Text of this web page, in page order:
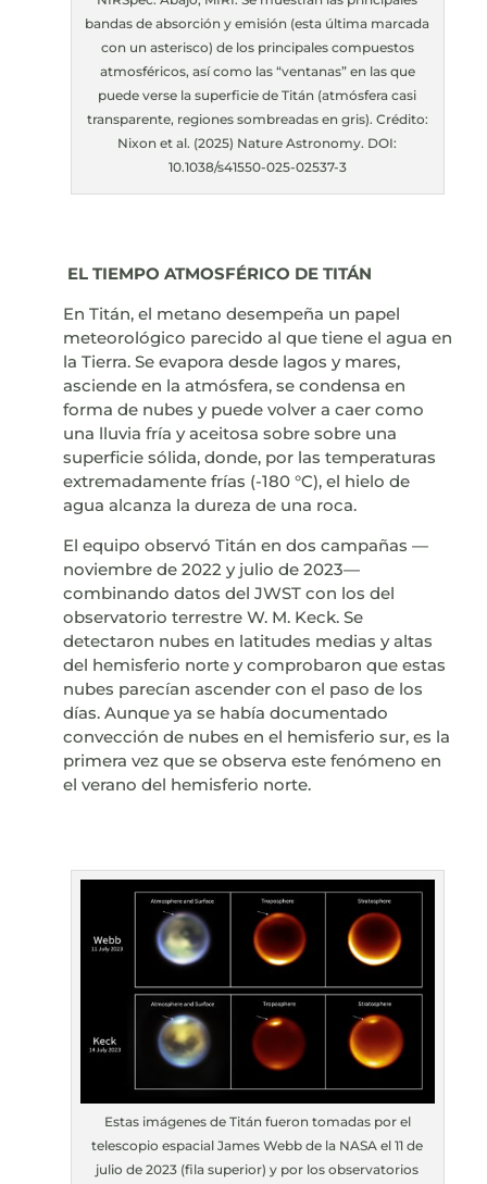
bandas de absorción y emisión (esta última marcada
con un asterisco) de los principales compuestos
atmosféricos, así como las “ventanas” en las que
puede verse la superficie de Titán (atmósfera casi
transparente, regiones sombreadas en gris). Crédito:
Nixon et al. (2025) Nature Astronomy. DOI:
10.1038/s41550-025-02537-3
EL TIEMPO ATMOSFÉRICO DE TITÁN
En Titán, el metano desempeña un papel
meteorológico parecido al que tiene el agua en
la Tierra. Se evapora desde lagos y mares,
asciende en la atmósfera, se condensa en
forma de nubes y puede volver a caer como
una lluvia fría y aceitosa sobre sobre una
superficie sólida, donde, por las temperaturas
extremadamente frías (-180 °C), el hielo de
agua alcanza la dureza de una roca.
El equipo observó Titán en dos campañas —
noviembre de 2022 y julio de 2023—
combinando datos del JWST con los del
observatorio terrestre W. M. Keck. Se
detectaron nubes en latitudes medias y altas
del hemisferio norte y comprobaron que estas
nubes parecían ascender con el paso de los
días. Aunque ya se había documentado
convección de nubes en el hemisferio sur, es la
primera vez que se observa este fenómeno en
el verano del hemisferio norte.
Estas imágenes de Titán fueron tomadas por el
telescopio espacial James Webb de la NASA el 11 de
julio de 2023 (fila superior) y por los observatorios